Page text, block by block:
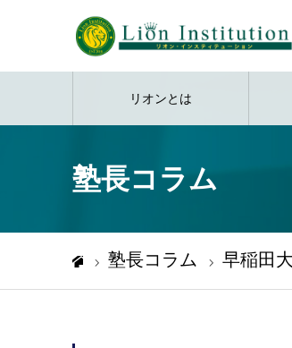
リオンとは
塾長コラム
塾長コラム 早稲田